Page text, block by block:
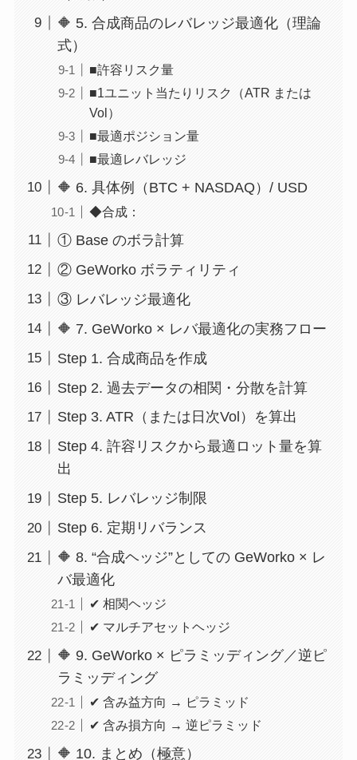
🔶 5. 合成商品のレバレッジ最適化（理論
式）
■許容リスク量
■1ユニット当たりリスク（ATR または
Vol）
■最適ポジション量
■最適レバレッジ
🔶 6. 具体例（BTC + NASDAQ）/ USD
◆合成：
① Base のボラ計算
② GeWorko ボラティリティ
③ レバレッジ最適化
🔶 7. GeWorko × レバ最適化の実務フロー
Step 1. 合成商品を作成
Step 2. 過去データの相関・分散を計算
Step 3. ATR（または日次Vol）を算出
Step 4. 許容リスクから最適ロット量を算
出
Step 5. レバレッジ制限
Step 6. 定期リバランス
🔶 8. “合成ヘッジ”としての GeWorko × レ
バ最適化
✔ 相関ヘッジ
✔ マルチアセットヘッジ
🔶 9. GeWorko × ピラミッディング／逆ピ
ラミッディング
✔ 含み益方向 → ピラミッド
✔ 含み損方向 → 逆ピラミッド
🔶 10. まとめ（極意）